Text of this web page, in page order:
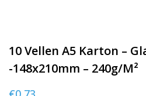
10 Vellen A5 Karton –
-148x210mm – 240g/m²